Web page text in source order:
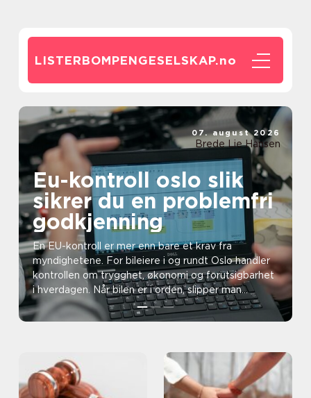
LISTERBOMPENGESELSKAP.no
Eu-kontroll oslo slik
sikrer du en problemfri
godkjenning
En EU-kontroll er mer enn bare et krav fra
myndighetene. For bileiere i og rundt Oslo handler
kontrollen om trygghet, økonomi og forutsigbarhet
i hverdagen. Når bilen er i orden, slipper man
ubehageli...
07. august 2026
Brede Lie Hansen